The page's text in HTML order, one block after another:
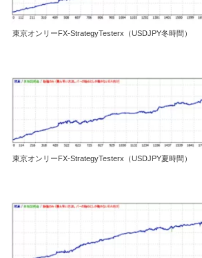
東京オンリーFX-StrategyTesterx（USDJPY冬時間）
東京オンリーFX-StrategyTesterx（USDJPY夏時間）